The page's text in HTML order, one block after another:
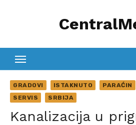
GRADOVI ISTAKNUTO PARAĆIN
SERVIS
SRBIJA
Kanalizacija u